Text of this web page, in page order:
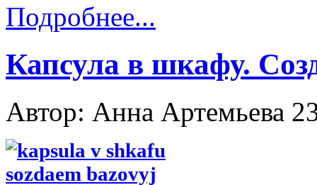
Подробнее...
Капсула в шкафу.
Автор: Анна Артемьева